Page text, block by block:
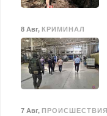
8 Авг, КРИМИНАЛ
7 Авг, ПРОИСШЕСТВИЯ